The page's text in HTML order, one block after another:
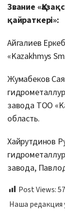
Звание
қайраткері»:
Айгалиев
«Kazakhmys
Жумабеков
завода ТОО
область.
Хайрутдинов
завода,
Post Views:57
Наша редакция